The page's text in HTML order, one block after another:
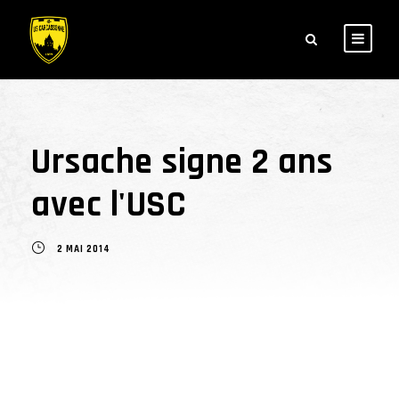
Ursache signe 2 ans
avec l'USC
2 MAI 2014